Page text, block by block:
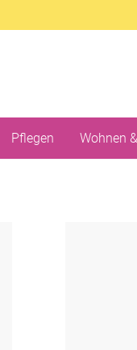
Pflegen Wohnen